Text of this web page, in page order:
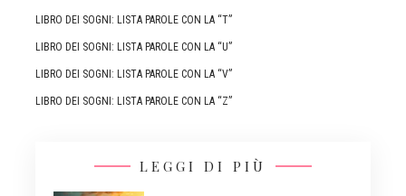
LIBRO DEI SOGNI: LISTA PAROLE CON LA “T”
LIBRO DEI SOGNI: LISTA PAROLE CON LA “U”
LIBRO DEI SOGNI: LISTA PAROLE CON LA “V”
LIBRO DEI SOGNI: LISTA PAROLE CON LA “Z”
LEGGI DI PIÙ